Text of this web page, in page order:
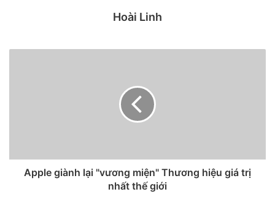
Hoài Linh
Apple giành lại "vương miện" Thương hiệu giá trị
nhất thế giới